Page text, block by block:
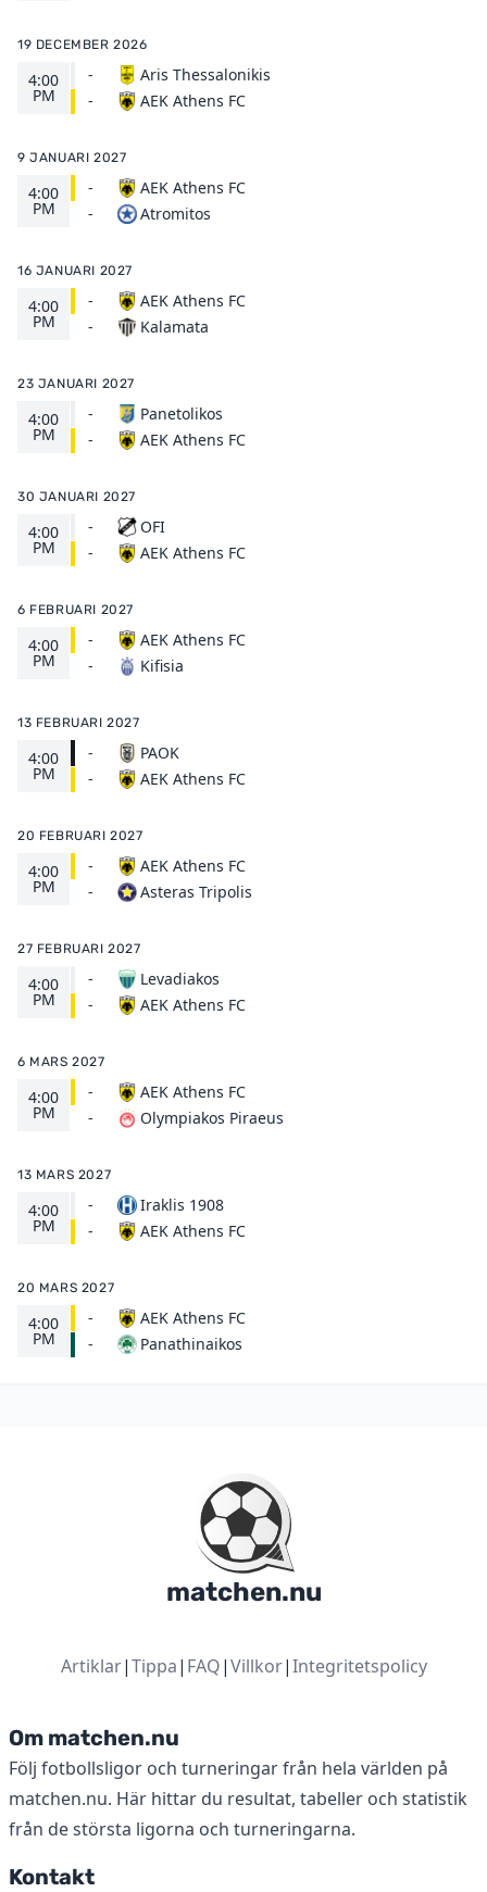
19 DECEMBER 2026
4:00
PM
-
-
Aris Thessalonikis
AEK Athens FC
9 JANUARI 2027
4:00
PM
-
-
AEK Athens FC
Atromitos
16 JANUARI 2027
4:00
PM
-
-
AEK Athens FC
Kalamata
23 JANUARI 2027
4:00
PM
-
-
Panetolikos
AEK Athens FC
30 JANUARI 2027
4:00
PM
-
-
OFI
AEK Athens FC
6 FEBRUARI 2027
4:00
PM
-
-
AEK Athens FC
Kifisia
13 FEBRUARI 2027
4:00
PM
-
-
PAOK
AEK Athens FC
20 FEBRUARI 2027
4:00
PM
-
-
AEK Athens FC
Asteras Tripolis
27 FEBRUARI 2027
4:00
PM
-
-
Levadiakos
AEK Athens FC
6 MARS 2027
4:00
PM
-
-
AEK Athens FC
Olympiakos Piraeus
13 MARS 2027
4:00
PM
-
-
Iraklis 1908
AEK Athens FC
20 MARS 2027
4:00
PM
-
-
AEK Athens FC
Panathinaikos
matchen.nu
Artiklar|Tippa| FAQ|Villkor|Integritetspolicy
Om matchen.nu
Följ fotbollsligor och turneringar från hela världen på
matchen.nu. Här hittar du resultat, tabeller och statistik
från de största ligorna och turneringarna.
Kontakt